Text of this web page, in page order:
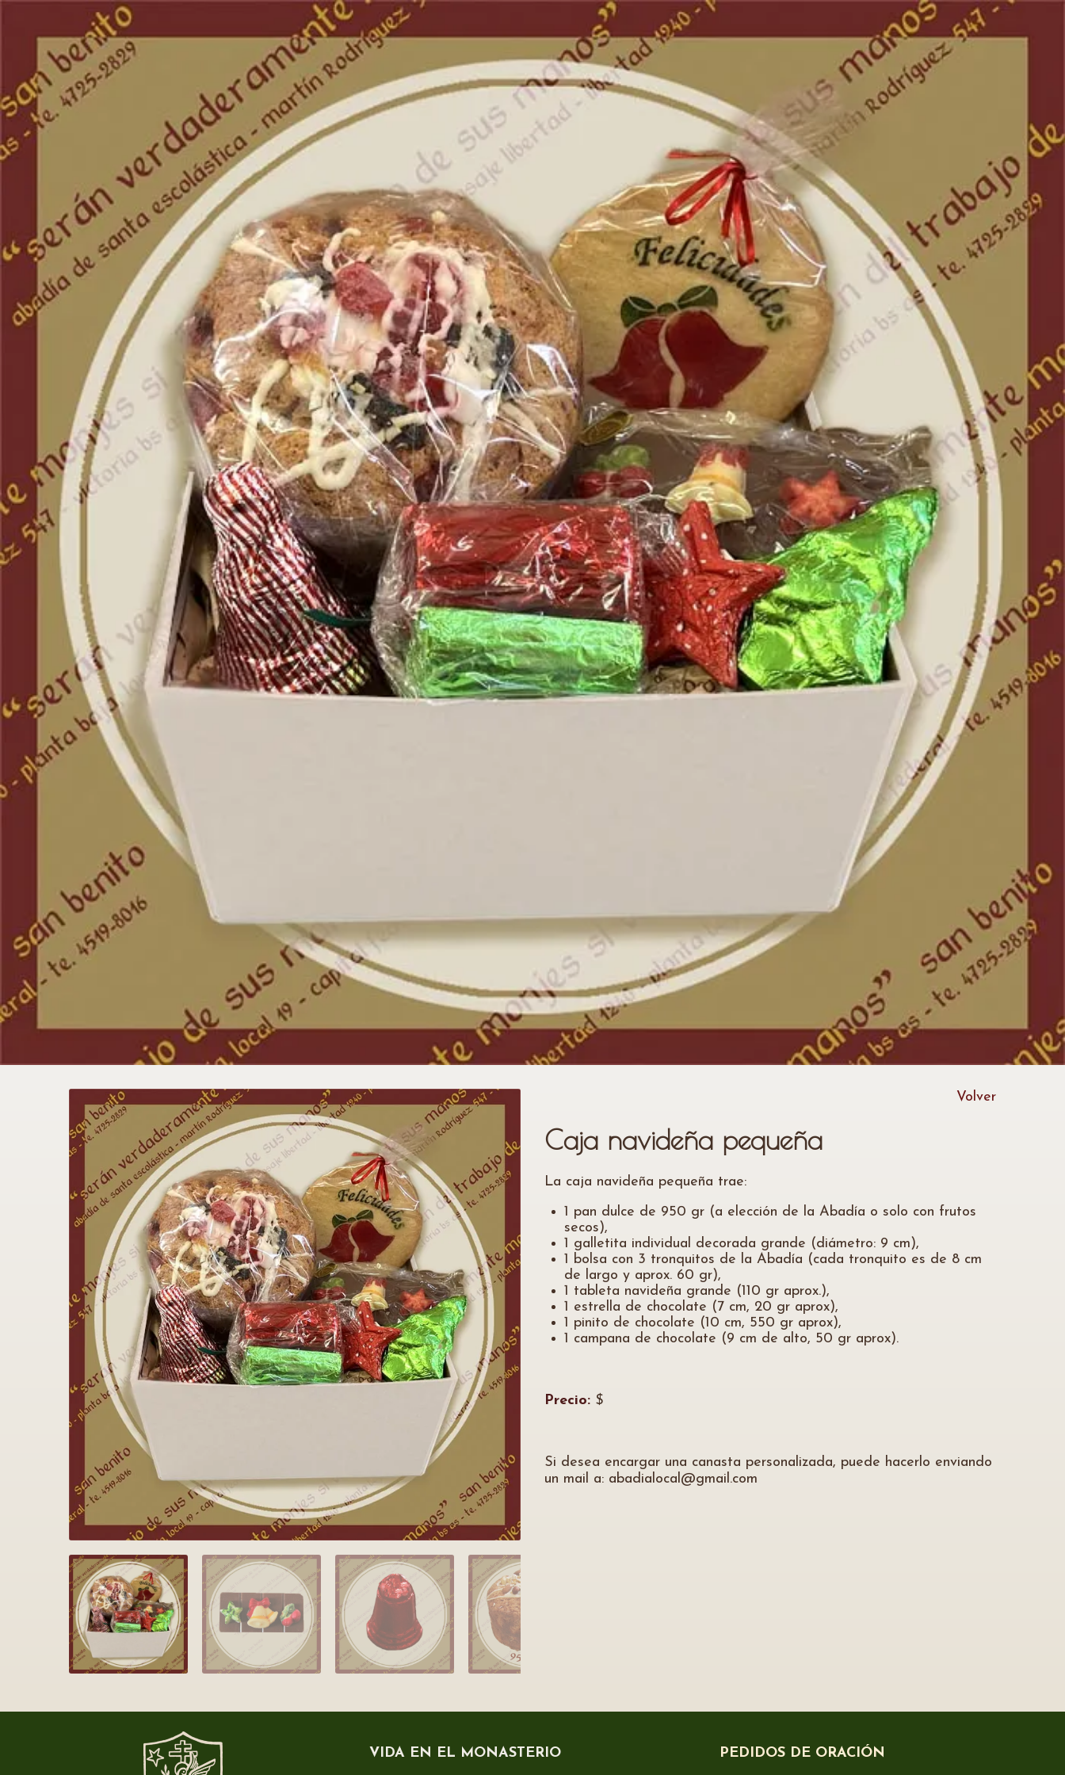
Volver
Caja navideña pequeña
La caja navideña pequeña trae:
1 pan dulce de 950 gr (a elección de la Abadía o solo con frutos
secos),
1 galletita individual decorada grande (diámetro: 9 cm),
1 bolsa con 3 tronquitos de la Abadía (cada tronquito es de 8 cm
de largo y aprox. 60 gr),
1 tableta navideña grande (110 gr aprox.),
1 estrella de chocolate (7 cm, 20 gr aprox),
1 pinito de chocolate (10 cm, 550 gr aprox),
1 campana de chocolate (9 cm de alto, 50 gr aprox).
Precio: $
Si desea encargar una canasta personalizada, puede hacerlo enviando
un mail a: abadialocal@gmail.com
VIDA EN EL MONASTERIO PEDIDOS DE ORACIÓN